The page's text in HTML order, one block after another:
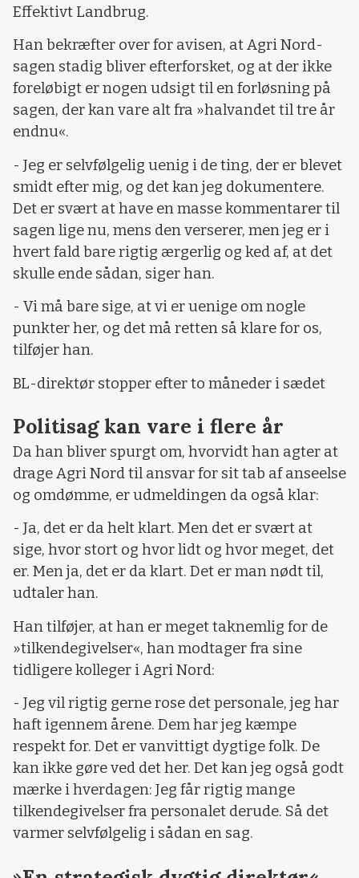
Effektivt Landbrug.
Han bekræfter over for avisen, at Agri Nord-
sagen stadig bliver efterforsket, og at der ikke
foreløbigt er nogen udsigt til en forløsning på
sagen, der kan vare alt fra »halvandet til tre år
endnu«.
- Jeg er selvfølgelig uenig i de ting, der er blevet
smidt efter mig, og det kan jeg dokumentere.
Det er svært at have en masse kommentarer til
sagen lige nu, mens den verserer, men jeg er i
hvert fald bare rigtig ærgerlig og ked af, at det
skulle ende sådan, siger han.
- Vi må bare sige, at vi er uenige om nogle
punkter her, og det må retten så klare for os,
tilføjer han.
BL-direktør stopper efter to måneder i sædet
Politisag kan vare i flere år
Da han bliver spurgt om, hvorvidt han agter at
drage Agri Nord til ansvar for sit tab af anseelse
og omdømme, er udmeldingen da også klar:
- Ja, det er da helt klart. Men det er svært at
sige, hvor stort og hvor lidt og hvor meget, det
er. Men ja, det er da klart. Det er man nødt til,
udtaler han.
Han tilføjer, at han er meget taknemlig for de
»tilkendegivelser«, han modtager fra sine
tidligere kolleger i Agri Nord:
- Jeg vil rigtig gerne rose det personale, jeg har
haft igennem årene. Dem har jeg kæmpe
respekt for. Det er vanvittigt dygtige folk. De
kan ikke gøre ved det her. Det kan jeg også godt
mærke i hverdagen: Jeg får rigtig mange
tilkendegivelser fra personalet derude. Så det
varmer selvfølgelig i sådan en sag.